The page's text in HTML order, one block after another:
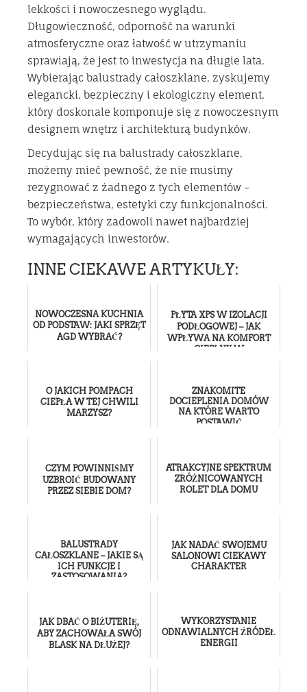
lekkości i nowoczesnego wyglądu.
Długowieczność, odporność na warunki
atmosferyczne oraz łatwość w utrzymaniu
sprawiają, że jest to inwestycja na długie lata.
Wybierając balustrady całoszklane, zyskujemy
elegancki, bezpieczny i ekologiczny element,
który doskonale komponuje się z nowoczesnym
designem wnętrz i architekturą budynków.
Decydując się na balustrady całoszklane,
możemy mieć pewność, że nie musimy
rezygnować z żadnego z tych elementów –
bezpieczeństwa, estetyki czy funkcjonalności.
To wybór, który zadowoli nawet najbardziej
wymagających inwestorów.
INNE CIEKAWE ARTYKUŁY:
NOWOCZESNA KUCHNIA
OD PODSTAW: JAKI SPRZĘT
AGD WYBRAĆ?
PŁYTA XPS W IZOLACJI
PODŁOGOWEJ – JAK
WPŁYWA NA KOMFORT
CIEPLNY W
O JAKICH POMPACH
CIEPŁA W TEJ CHWILI
MARZYSZ?
ZNAKOMITE
DOCIEPLENIA DOMÓW
NA KTÓRE WARTO
POSTAWIĆ
CZYM POWINNIŚMY
UZBROIĆ BUDOWANY
PRZEZ SIEBIE DOM?
ATRAKCYJNE SPEKTRUM
ZRÓŻNICOWANYCH
ROLET DLA DOMU
BALUSTRADY
CAŁOSZKLANE – JAKIE SĄ
ICH FUNKCJE I
ZASTOSOWANIA?
JAK NADAĆ SWOJEMU
SALONOWI CIEKAWY
CHARAKTER
JAK DBAĆ O BIŻUTERIĘ,
ABY ZACHOWAŁA SWÓJ
BLASK NA DŁUŻEJ?
WYKORZYSTANIE
ODNAWIALNYCH ŹRÓDEŁ
ENERGII